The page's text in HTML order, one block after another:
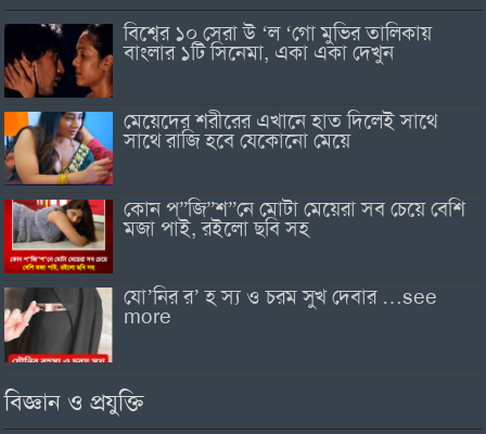
বিশ্বের ১০ সেরা উ ‘ল ‘গো মুভির তালিকায়
বাংলার ১টি সিনেমা, একা একা দেখুন
মেয়েদের শরীরের এখানে হাত দিলেই সাথে
সাথে রাজি হবে যেকোনো মেয়ে
কোন প”জি”শ”নে মোটা মেয়েরা সব চেয়ে বেশি
মজা পাই, রইলো ছবি সহ
যো’নির র’ হ স্য ও চরম সুখ দেবার …see
more
বিজ্ঞান ও প্রযুক্তি